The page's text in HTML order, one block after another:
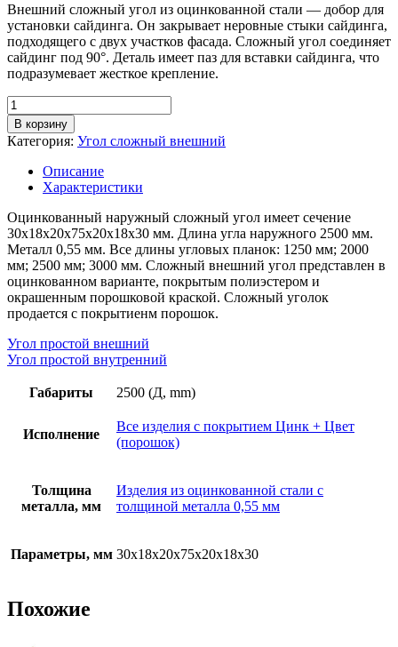
Внешний сложный угол из оцинкованной стали — добор для
установки сайдинга. Он закрывает неровные стыки сайдинга,
подходящего с двух участков фасада. Сложный угол соединяет
сайдинг под 90°. Деталь имеет паз для вставки сайдинга, что
подразумевает жесткое крепление.
Количество
товара
Угол
сложный
внешний,
длина
толщина
металла
0,55
мм,
покрытие
RAL
(порошок)
В корзину
Категория: Угол сложный внешний
Описание
Характеристики
Оцинкованный наружный сложный угол имеет сечение
30х18х20х75х20х18х30 мм. Длина угла наружного 2500 мм.
Металл 0,55 мм. Все длины угловых планок: 1250 мм; 2000
мм; 2500 мм; 3000 мм. Сложный внешний угол представлен в
оцинкованном варианте, покрытым полиэстером и
окрашенным порошковой краской. Сложный уголок
продается с покрытиенм порошок.
Угол простой внешний
Угол простой внутренний
Габариты 2500 (Д, mm)
Исполнение
Все изделия с покрытием Цинк + Цвет
(порошок)
Толщина
металла, мм
Изделия из оцинкованной стали с
толщиной металла 0,55 мм
Параметры, мм 30х18х20х75х20х18х30
Похожие